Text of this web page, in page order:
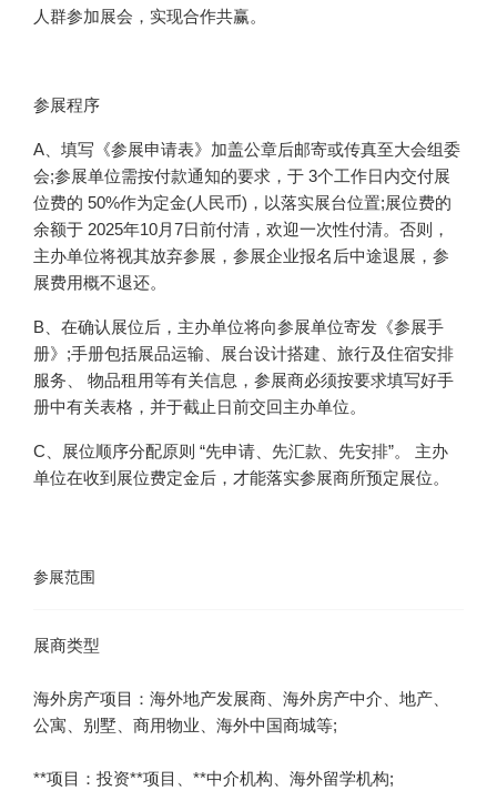
人群参加展会，实现合作共赢。
参展程序
A、填写《参展申请表》加盖公章后邮寄或传真至大会组委
会;参展单位需按付款通知的要求，于 3个工作日内交付展
位费的 50%作为定金(人民币)，以落实展台位置;展位费的
余额于 2025年10月7日前付清，欢迎一次性付清。否则，
主办单位将视其放弃参展，参展企业报名后中途退展，参
展费用概不退还。
B、在确认展位后，主办单位将向参展单位寄发《参展手
册》;手册包括展品运输、展台设计搭建、旅行及住宿安排
服务、 物品租用等有关信息，参展商必须按要求填写好手
册中有关表格，并于截止日前交回主办单位。
C、展位顺序分配原则 “先申请、先汇款、先安排”。 主办
单位在收到展位费定金后，才能落实参展商所预定展位。
参展范围
海外房产项目：海外地产发展商、海外房产中介、地产、